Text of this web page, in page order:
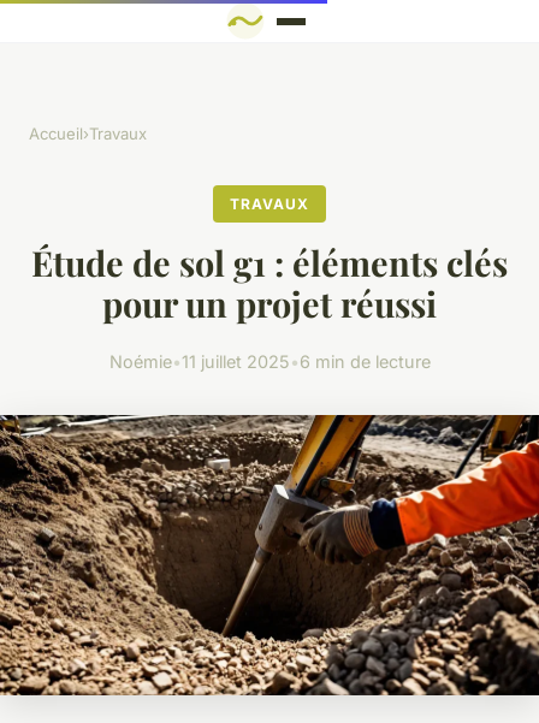
Accueil›Travaux
TRAVAUX
Étude de sol g1 : éléments clés
pour un projet réussi
Noémie•11 juillet 2025•6 min de lecture